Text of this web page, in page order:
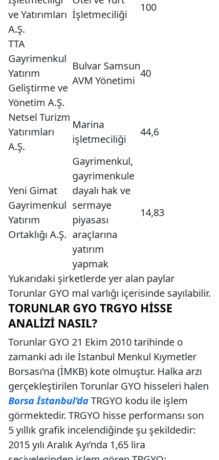
ve Yatırımları
A.Ş.
İşletmeciliği
100
TTA
Gayrimenkul
Yatırım
Geliştirme ve
Yönetim A.Ş.
Bulvar Samsun
AVM Yönetimi
40
Netsel Turizm
Yatırımları
A.Ş.
Marina
işletmeciliği
44,6
Yeni Gimat
Gayrimenkul
Yatırım
Ortaklığı A.Ş.
Gayrimenkul,
gayrimenkule
dayalı hak ve
sermaye
piyasası
araçlarına
yatırım
yapmak
14,83
Yukarıdaki şirketlerde yer alan paylar
Torunlar GYO mal varlığı içerisinde sayılabilir.
TORUNLAR GYO TRGYO HISSE
ANALIZI NASIL?
Torunlar GYO 21 Ekim 2010 tarihinde o
zamanki adı ile İstanbul Menkul Kıymetler
Borsası’na (İMKB) kote olmuştur. Halka arzı
gerçekleştirilen Torunlar GYO hisseleri halen
Borsa İstanbul’daTRGYO kodu ile işlem
görmektedir. TRGYO hisse performansı son
5 yıllık grafik incelendiğinde şu şekildedir:
2015 yılı Aralık Ayı’nda 1,65 lira